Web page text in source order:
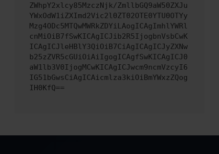
ZWhpY2xlcy85MzczNjk/ZmllbGQ9aW50ZXJu
YWxOdW1iZXImd2Vic2l0ZT02OTE0YTU0OTYy
Mzg4ODc5MTQwMWRkZDYiLAogICAgImhlYWRl
cnMiOiB7fSwKICAgICJib2R5IjogbnVsbCwK
ICAgICJleHBlY3QiOiB7CiAgICAgICJyZXNw
b25zZVR5cGUiOiAiIgogICAgfSwKICAgICJ0
aW1lb3V0IjogMCwKICAgICJwcm9ncmVzcyI6
IG51bGwsCiAgICAicmlza3kiOiBmYWxzZQog
IH0KfQ==